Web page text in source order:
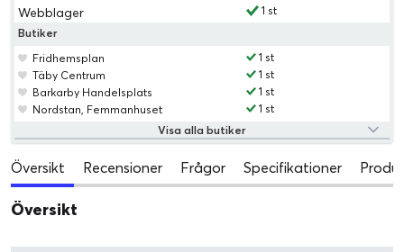
Webblager
1 st
Butiker
Fridhemsplan
1 st
Täby Centrum
1 st
Barkarby Handelsplats
1 st
Nordstan, Femmanhuset
1 st
Visa alla butiker
Översikt Recensioner Frågor Specifikationer
Översikt